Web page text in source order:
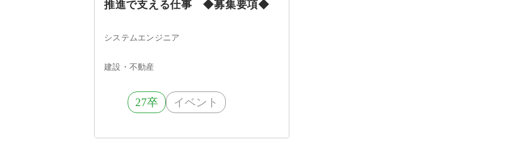
推進で支える仕事 ◆募集要項◆
システムエンジニア
建設・不動産
27卒 イベント